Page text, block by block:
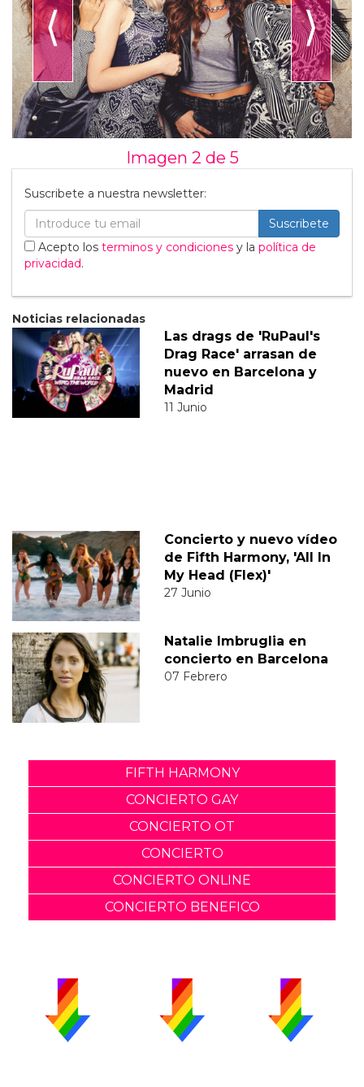
⟨ ⟩
Imagen 2 de 5
Suscribete a nuestra newsletter:
Suscribete
Acepto los terminos y condiciones y la política de
privacidad.
Noticias relacionadas
Las drags de 'RuPaul's
Drag Race' arrasan de
nuevo en Barcelona y
Madrid
11 Junio
Concierto y nuevo vídeo
de Fifth Harmony, 'All In
My Head (Flex)'
27 Junio
Natalie Imbruglia en
concierto en Barcelona
07 Febrero
FIFTH HARMONY
CONCIERTO GAY
CONCIERTO OT
CONCIERTO
CONCIERTO ONLINE
CONCIERTO BENEFICO